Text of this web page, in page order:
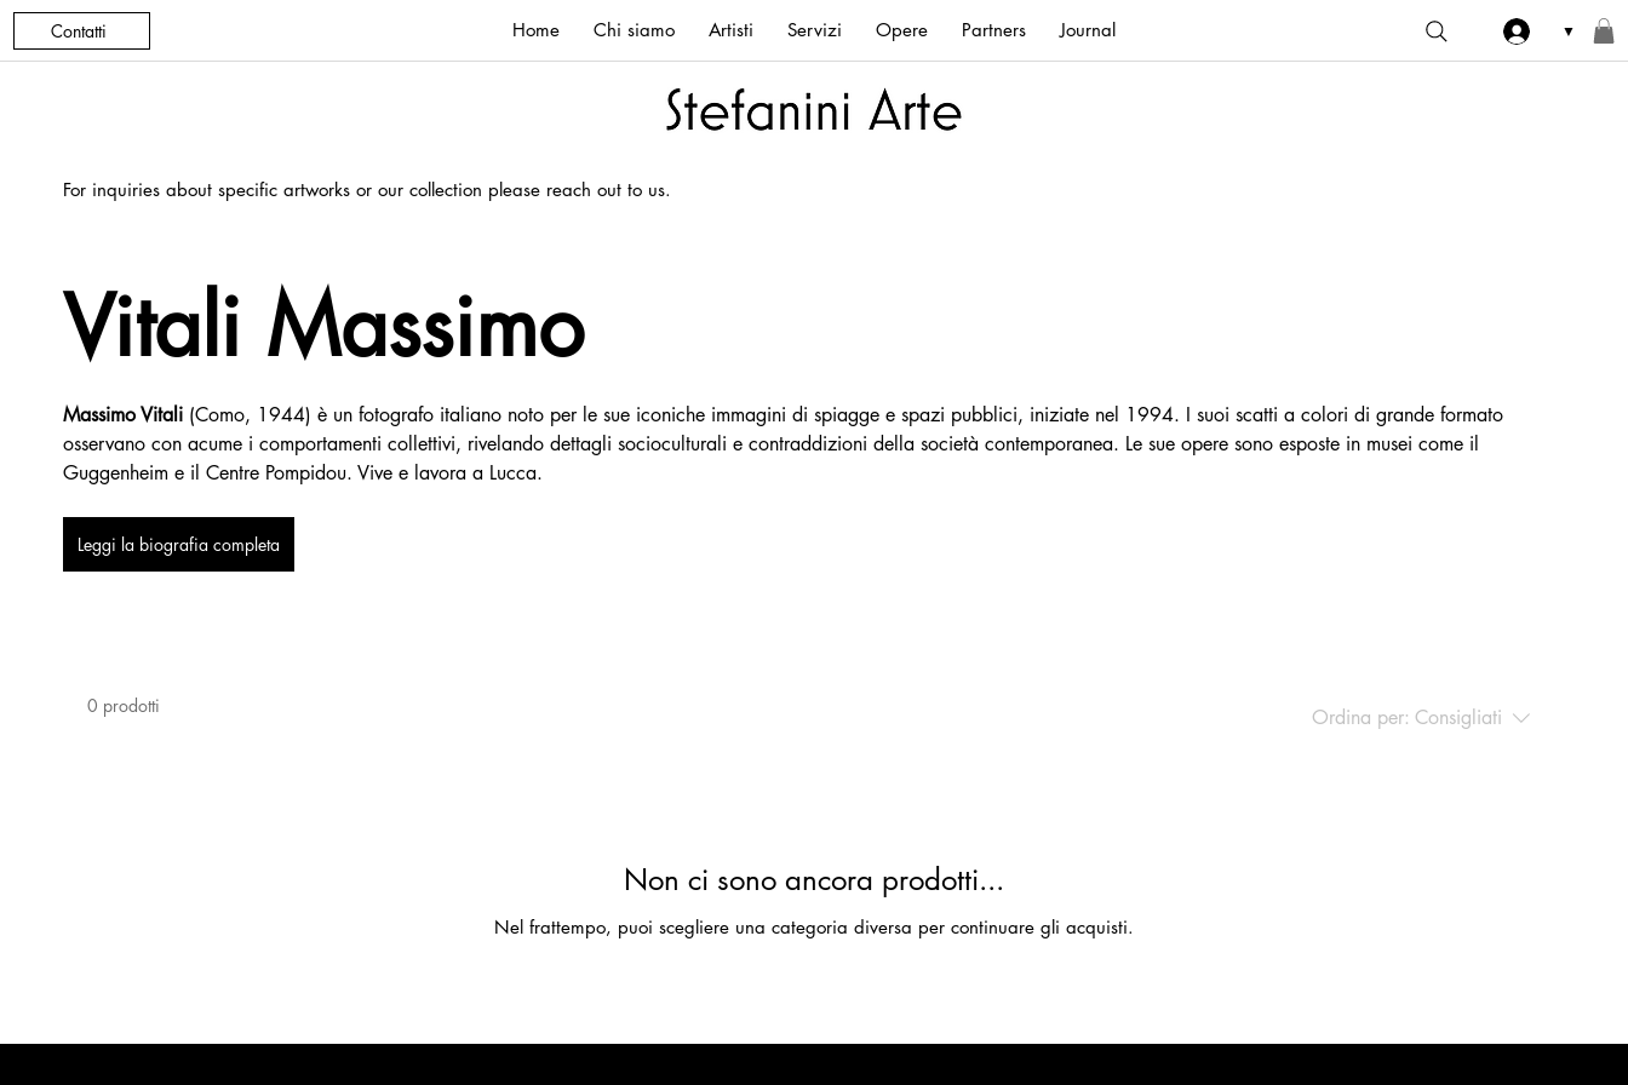
Contatti Home Chi siamo Artisti Servizi Opere Partners Journal ▼
For inquiries about specific artworks or our collection please reach out to us.
Massimo Vitali (Como, 1944) è un fotografo italiano noto per le sue iconiche immagini di spiagge e spazi pubblici, iniziate nel 1994. I suoi scatti a colori di grande formato
osservano con acume i comportamenti collettivi, rivelando dettagli socioculturali e contraddizioni della società contemporanea. Le sue opere sono esposte in musei come il
Guggenheim e il Centre Pompidou. Vive e lavora a Lucca.
Leggi la biografia completa
Vitali Massimo
0 prodotti Ordina per: Consigliati
Non ci sono ancora prodotti...
Nel frattempo, puoi scegliere una categoria diversa per continuare gli acquisti.